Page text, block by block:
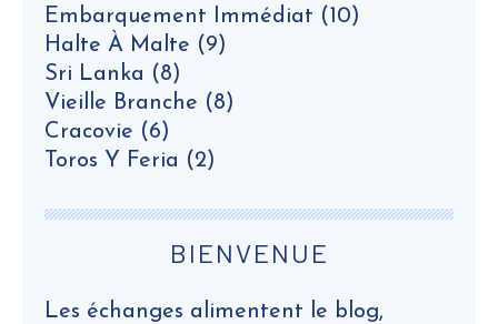
Embarquement Immédiat (10)
Halte À Malte (9)
Sri Lanka (8)
Vieille Branche (8)
Cracovie (6)
Toros Y Feria (2)
BIENVENUE
Les échanges alimentent le blog,